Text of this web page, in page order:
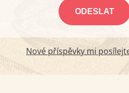
Nové příspěvky mi